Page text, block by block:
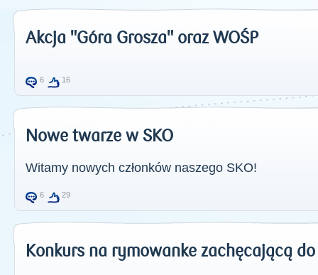
Akcja "Góra Grosza" oraz WOŚP
6 16
Nowe twarze w SKO
Witamy nowych członków naszego SKO!
6 29
Konkurs na rymowanke zachęcającą
2011